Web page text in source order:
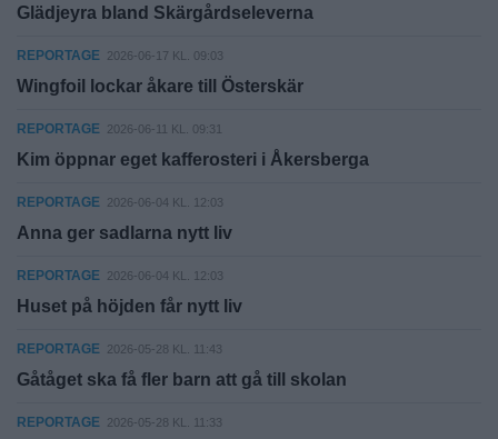
Glädjeyra bland Skärgårdseleverna
REPORTAGE 2026-06-17 KL. 09:03
Wingfoil lockar åkare till Österskär
REPORTAGE 2026-06-11 KL. 09:31
Kim öppnar eget kafferosteri i Åkersberga
REPORTAGE 2026-06-04 KL. 12:03
Anna ger sadlarna nytt liv
REPORTAGE 2026-06-04 KL. 12:03
Huset på höjden får nytt liv
REPORTAGE 2026-05-28 KL. 11:43
Gåtåget ska få fler barn att gå till skolan
REPORTAGE 2026-05-28 KL. 11:33